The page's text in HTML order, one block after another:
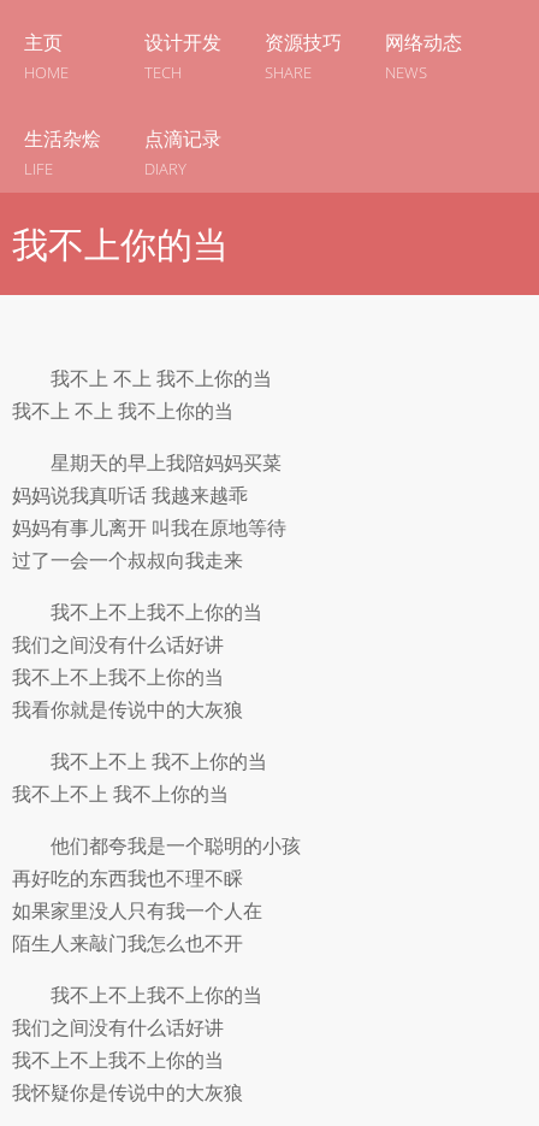
主页
HOME
设计开发
TECH
资源技巧
SHARE
网络动态
NEWS
生活杂烩
LIFE
点滴记录
DIARY
我不上你的当
我不上 不上 我不上你的当
我不上 不上 我不上你的当
星期天的早上我陪妈妈买菜
妈妈说我真听话 我越来越乖
妈妈有事儿离开 叫我在原地等待
过了一会一个叔叔向我走来
我不上不上我不上你的当
我们之间没有什么话好讲
我不上不上我不上你的当
我看你就是传说中的大灰狼
我不上不上 我不上你的当
我不上不上 我不上你的当
他们都夸我是一个聪明的小孩
再好吃的东西我也不理不睬
如果家里没人只有我一个人在
陌生人来敲门我怎么也不开
我不上不上我不上你的当
我们之间没有什么话好讲
我不上不上我不上你的当
我怀疑你是传说中的大灰狼